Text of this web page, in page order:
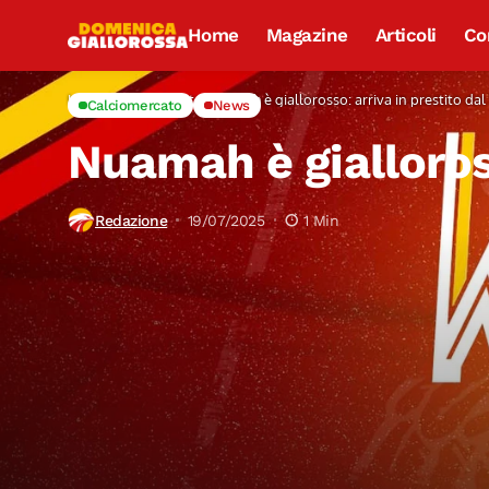
Home Magazine Articoli
Home Calciomercato Nuamah è giallorosso: arriva in prestito dal
Calciomercato News
Nuamah è
Redazione 19/07/2025 1 Min